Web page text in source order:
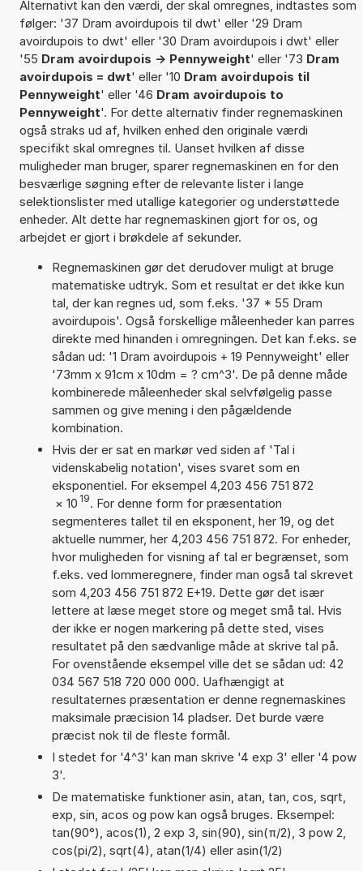
Alternativt kan den værdi, der skal omregnes, indtastes som
følger: '37 Dram avoirdupois til dwt' eller '29 Dram
avoirdupois to dwt' eller '30 Dram avoirdupois i dwt' eller
'55 Dram avoirdupois -> Pennyweight' eller '73 Dram
avoirdupois = dwt' eller '10 Dram avoirdupois til
Pennyweight' eller '46 Dram avoirdupois to
Pennyweight'. For dette alternativ finder regnemaskinen
også straks ud af, hvilken enhed den originale værdi
specifikt skal omregnes til. Uanset hvilken af disse
muligheder man bruger, sparer regnemaskinen en for den
besværlige søgning efter de relevante lister i lange
selektionslister med utallige kategorier og understøttede
enheder. Alt dette har regnemaskinen gjort for os, og
arbejdet er gjort i brøkdele af sekunder.
Regnemaskinen gør det derudover muligt at bruge
matematiske udtryk. Som et resultat er det ikke kun
tal, der kan regnes ud, som f.eks. '37 * 55 Dram
avoirdupois'. Også forskellige måleenheder kan parres
direkte med hinanden i omregningen. Det kan f.eks. se
sådan ud: '1 Dram avoirdupois + 19 Pennyweight' eller
'73mm x 91cm x 10dm = ? cm^3'. De på denne måde
kombinerede måleenheder skal selvfølgelig passe
sammen og give mening i den pågældende
kombination.
Hvis der er sat en markør ved siden af 'Tal i
videnskabelig notation', vises svaret som en
eksponentiel. For eksempel 4,203 456 751 872
× 10 19. For denne form for præsentation
segmenteres tallet til en eksponent, her 19, og det
aktuelle nummer, her 4,203 456 751 872. For enheder,
hvor muligheden for visning af tal er begrænset, som
f.eks. ved lommeregnere, finder man også tal skrevet
som 4,203 456 751 872 E+19. Dette gør det især
lettere at læse meget store og meget små tal. Hvis
der ikke er nogen markering på dette sted, vises
resultatet på den sædvanlige måde at skrive tal på.
For ovenstående eksempel ville det se sådan ud: 42
034 567 518 720 000 000. Uafhængigt at
resultaternes præsentation er denne regnemaskines
maksimale præcision 14 pladser. Det burde være
præcist nok til de fleste formål.
I stedet for '4^3' kan man skrive '4 exp 3' eller '4 pow
3'.
De matematiske funktioner asin, atan, tan, cos, sqrt,
exp, sin, acos og pow kan også bruges. Eksempel:
tan(90°), acos(1), 2 exp 3, sin(90), sin(π/2), 3 pow 2,
cos(pi/2), sqrt(4), atan(1/4) eller asin(1/2)